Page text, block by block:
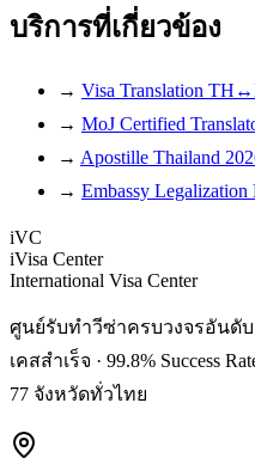
บริการที่เกี่ยวข้อง
→ Visa Translation
→ MoJ Certified
→ Apostille Thailand
→ Embassy Legalization
iVC
iVisa Center
International Visa Center
ศูนย์รับทำวีซ่าครบวงจรอันดับ
เคสสำเร็จ · 99.8% Success
77 จังหวัดทั่วไทย